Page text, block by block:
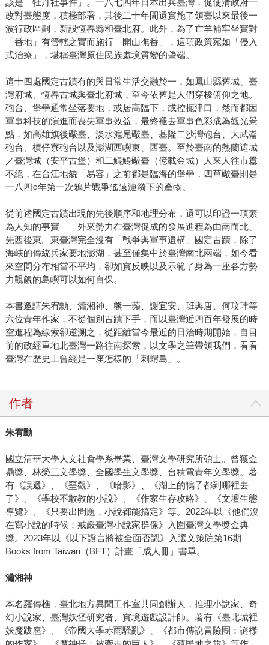
該是「牡丹社事件」。一八七四年日本出兵臺灣，促使清政府一
改對臺態度，積極部署，其後二十年間還實施了領臺以來最後一
波行政區劃，新設恆春縣和臺北府。此外，為了亡羊補牢坐實對
「番地」有管轄之實而施行「開山撫番」，這項政策宛如「侵入
式治療」，堪稱臺灣原住民族處境質變的肇端。
這十四處國定古蹟有的與日常生活交融於一，如鳳山縣舊城、臺
灣府城、恆春古城與臺北府城，至今依舊是人們穿梭俯仰之地。
砲台、堡壘通常坐落要地，或居高臨下，或控扼津口，然而都因
軍事科技的演進而喪失軍事效益，最終褪去軍事色彩成為觀光景
點，如高雄旗後礮臺、淡水滬尾礮臺、基隆二沙灣砲台、大武崙
砲台、槓仔寮砲台以及澎湖西嶼東、西臺。至於臺南的熱蘭遮城
／臺灣城（安平古堡）和二鯤鯓礮臺（億載金城）人來人往市囂
不絕，在台江地貌「易容」之前都是臨海的堡壘，四草礮臺則是
一八四○年第一次鴉片戰爭遙遠漣漪下的產物。
從前述國定古蹟出現的先後順序和地理分布，還可以印證一項素
為人知的事實——外來勢力在臺灣促成的發展進程為由南而北、
先西後東。東臺灣完全沒有「戰爭與軍事遺構」國定古蹟，除了
海峽的傳統兵家要地澎湖，甚至僅集中於臺灣南北兩端，如今看
來空間分布相當不平均，卻如實反映以及示範了身為一座各方勢
力覬覦的島嶼可以如何自保。
本書邀請朱宥勳、瀟湘神、熊一蘋、謝宜安、班與唐、何玟珒等
六位青年作家，不從個別古蹟下手，而以臺灣近四百年發展的時
空進程為線索卻逆溯之，從距離當今最近的日治時期開始，自目
前的政經重地北臺灣一路往南探索，以文學之筆帶領我們，看看
臺灣在歷史上曾經是一座怎樣的「刺蝟島」。
作者
朱宥勳
國立清華大學人文社會學系畢業、臺灣文學研究所碩士。曾獲金
鼎獎、林榮三文學獎、全國學生文學獎、台積電青年文學獎。著
有《誤遞》、《堊觀》、《暗影》、《湖上的鴨子都到哪裡去
了》、《學校不敢教的小說》、《作家生存攻略》、《文壇生態
導覽》、《只要出問題，小說都能搞定》等。2022年以《他們沒
在寫小說的時候：戒嚴臺灣小說家群像》入圍臺灣文學獎金典
獎。2023年以《以下證言將被全面否認》入選文策院第16期
Books from Taiwan（BFT）計畫「成人冊」書單。
瀟湘神
本名羅傳樵，臺北地方異聞工作室共同創辦人，推理小說家、奇
幻小說家、臺灣妖怪研究者、實境遊戲設計師。著有《臺北城裡
妖魔跋扈》、《帝國大學赤雨騷亂》、《都市傳說冒險團：謎樣